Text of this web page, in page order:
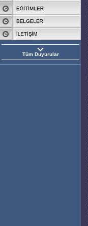
Tüm Duyurular